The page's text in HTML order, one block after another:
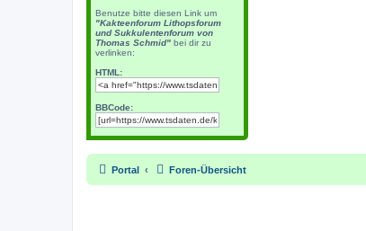
Benutze bitte diesen Link um
"Kakteenforum Lithopsforum
und Sukkulentenforum von
Thomas Schmid" bei dir zu
verlinken:
HTML:
BBCode:
Portal Foren-Übersicht